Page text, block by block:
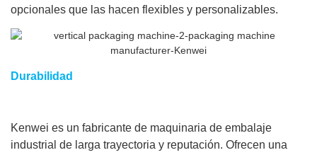
opcionales que las hacen flexibles y personalizables.
Durabilidad
Kenwei es un fabricante de maquinaria de embalaje
industrial de larga trayectoria y reputación. Ofrecen una